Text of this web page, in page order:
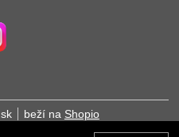
beží na Shopio